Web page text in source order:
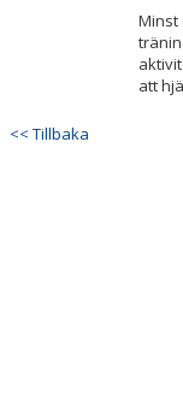
Minst
att
<< Tillbaka